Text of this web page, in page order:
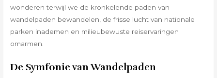
wonderen terwijl we de kronkelende paden van
wandelpaden bewandelen, de frisse lucht van nationale
parken inademen en milieubewuste reiservaringen
omarmen.
De Symfonie van Wandelpaden